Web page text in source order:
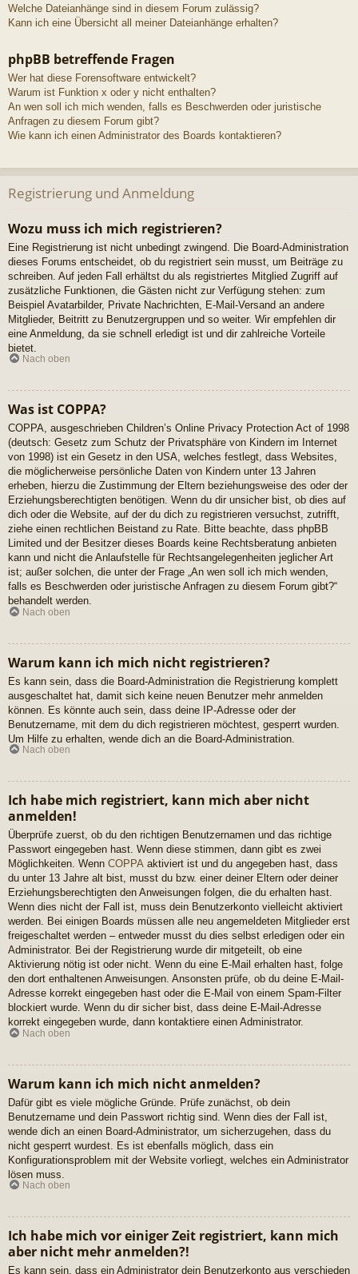
Welche Dateianhänge sind in diesem Forum zulässig?
Kann ich eine Übersicht all meiner Dateianhänge erhalten?
phpBB betreffende Fragen
Wer hat diese Forensoftware entwickelt?
Warum ist Funktion x oder y nicht enthalten?
An wen soll ich mich wenden, falls es Beschwerden oder juristische
Anfragen zu diesem Forum gibt?
Wie kann ich einen Administrator des Boards kontaktieren?
Registrierung und Anmeldung
Wozu muss ich mich registrieren?
Eine Registrierung ist nicht unbedingt zwingend. Die Board-Administration
dieses Forums entscheidet, ob du registriert sein musst, um Beiträge zu
schreiben. Auf jeden Fall erhältst du als registriertes Mitglied Zugriff auf
zusätzliche Funktionen, die Gästen nicht zur Verfügung stehen: zum
Beispiel Avatarbilder, Private Nachrichten, E-Mail-Versand an andere
Mitglieder, Beitritt zu Benutzergruppen und so weiter. Wir empfehlen dir
eine Anmeldung, da sie schnell erledigt ist und dir zahlreiche Vorteile
bietet.
Nach oben
Was ist COPPA?
COPPA, ausgeschrieben Children’s Online Privacy Protection Act of 1998
(deutsch: Gesetz zum Schutz der Privatsphäre von Kindern im Internet
von 1998) ist ein Gesetz in den USA, welches festlegt, dass Websites,
die möglicherweise persönliche Daten von Kindern unter 13 Jahren
erheben, hierzu die Zustimmung der Eltern beziehungsweise des oder der
Erziehungsberechtigten benötigen. Wenn du dir unsicher bist, ob dies auf
dich oder die Website, auf der du dich zu registrieren versuchst, zutrifft,
ziehe einen rechtlichen Beistand zu Rate. Bitte beachte, dass phpBB
Limited und der Besitzer dieses Boards keine Rechtsberatung anbieten
kann und nicht die Anlaufstelle für Rechtsangelegenheiten jeglicher Art
ist; außer solchen, die unter der Frage „An wen soll ich mich wenden,
falls es Beschwerden oder juristische Anfragen zu diesem Forum gibt?“
behandelt werden.
Nach oben
Warum kann ich mich nicht registrieren?
Es kann sein, dass die Board-Administration die Registrierung komplett
ausgeschaltet hat, damit sich keine neuen Benutzer mehr anmelden
können. Es könnte auch sein, dass deine IP-Adresse oder der
Benutzername, mit dem du dich registrieren möchtest, gesperrt wurden.
Um Hilfe zu erhalten, wende dich an die Board-Administration.
Nach oben
Ich habe mich registriert, kann mich aber nicht
anmelden!
Überprüfe zuerst, ob du den richtigen Benutzernamen und das richtige
Passwort eingegeben hast. Wenn diese stimmen, dann gibt es zwei
Möglichkeiten. Wenn COPPA aktiviert ist und du angegeben hast, dass
du unter 13 Jahre alt bist, musst du bzw. einer deiner Eltern oder deiner
Erziehungsberechtigten den Anweisungen folgen, die du erhalten hast.
Wenn dies nicht der Fall ist, muss dein Benutzerkonto vielleicht aktiviert
werden. Bei einigen Boards müssen alle neu angemeldeten Mitglieder erst
freigeschaltet werden – entweder musst du dies selbst erledigen oder ein
Administrator. Bei der Registrierung wurde dir mitgeteilt, ob eine
Aktivierung nötig ist oder nicht. Wenn du eine E-Mail erhalten hast, folge
den dort enthaltenen Anweisungen. Ansonsten prüfe, ob du deine E-Mail-
Adresse korrekt eingegeben hast oder die E-Mail von einem Spam-Filter
blockiert wurde. Wenn du dir sicher bist, dass deine E-Mail-Adresse
korrekt eingegeben wurde, dann kontaktiere einen Administrator.
Nach oben
Warum kann ich mich nicht anmelden?
Dafür gibt es viele mögliche Gründe. Prüfe zunächst, ob dein
Benutzername und dein Passwort richtig sind. Wenn dies der Fall ist,
wende dich an einen Board-Administrator, um sicherzugehen, dass du
nicht gesperrt wurdest. Es ist ebenfalls möglich, dass ein
Konfigurationsproblem mit der Website vorliegt, welches ein Administrator
lösen muss.
Nach oben
Ich habe mich vor einiger Zeit registriert, kann mich
aber nicht mehr anmelden?!
Es kann sein, dass ein Administrator dein Benutzerkonto aus verschieden